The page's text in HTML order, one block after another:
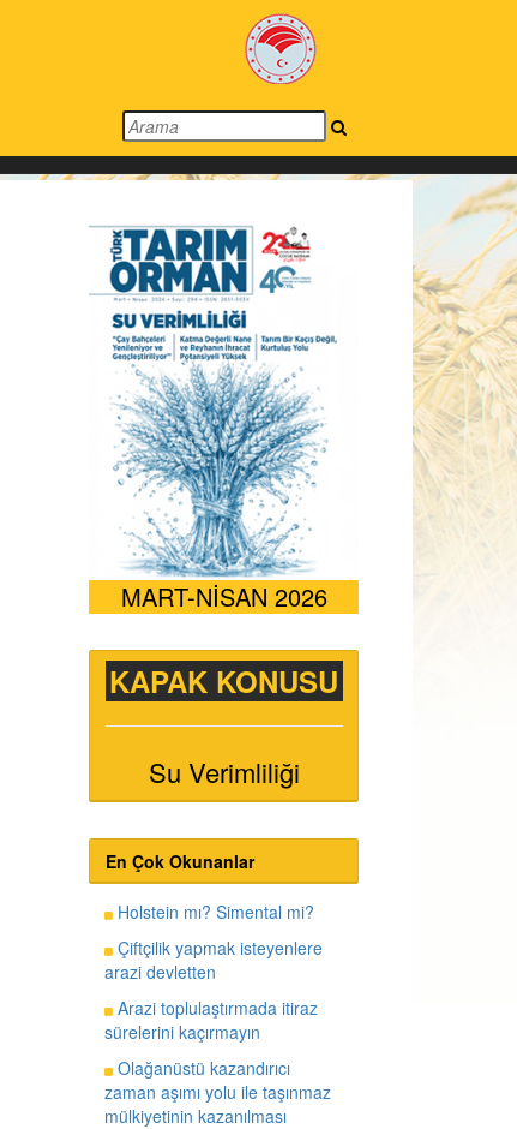
MART-NİSAN 2026
KAPAK KONUSU
Su Verimliliği
En Çok Okunanlar
Holstein mı? Simental mi?
Çiftçilik yapmak isteyenlere
arazi devletten
Arazi toplulaştırmada itiraz
sürelerini kaçırmayın
Olağanüstü kazandırıcı
zaman aşımı yolu ile taşınmaz
mülkiyetinin kazanılması